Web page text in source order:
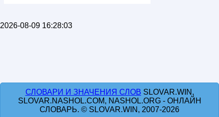
2026-08-09 16:28:03
СЛОВАРИ И ЗНАЧЕНИЯ СЛОВ SLOVAR.WIN,
SLOVAR.NASHOL.COM, NASHOL.ORG - ОНЛАЙН
СЛОВАРЬ. © SLOVAR.WIN, 2007-2026